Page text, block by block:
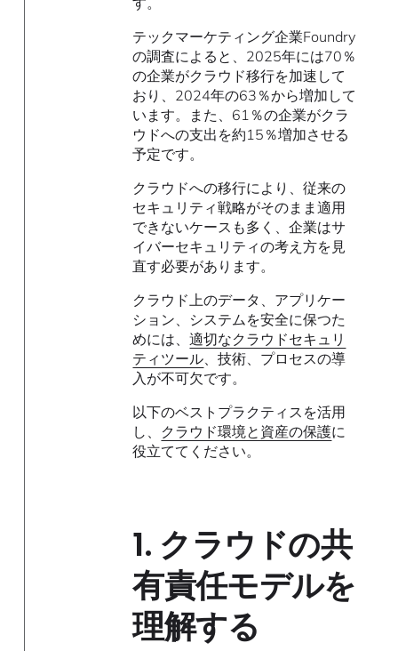
テックマーケティング企業Foundry
の調査によると、2025年には70％
の企業がクラウド移行を加速して
おり、2024年の63％から増加して
います。また、61％の企業がクラ
ウドへの支出を約15％増加させる
予定です。
クラウドへの移行により、従来の
セキュリティ戦略がそのまま適用
できないケースも多く、企業はサ
イバーセキュリティの考え方を見
直す必要があります。
クラウド上のデータ、アプリケー
ション、システムを安全に保つた
めには、適切なクラウドセキュリ
ティツール、技術、プロセスの導
入が不可欠です。
以下のベストプラクティスを活用
し、 クラウド環境と資産の保護に
役立ててください。
1. クラウドの共
有責任モデルを
理解する